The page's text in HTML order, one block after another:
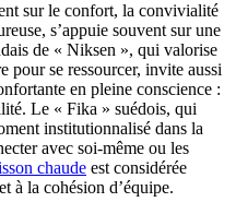
sur le confort, la convivialité
s’appuie souvent sur une
de « Niksen », qui valorise
pour se ressourcer, invite aussi
en pleine conscience :
Le « Fika » suédois, qui
institutionnalisé dans la
avec soi-même ou les
chaude est considérée
à la cohésion d’équipe.